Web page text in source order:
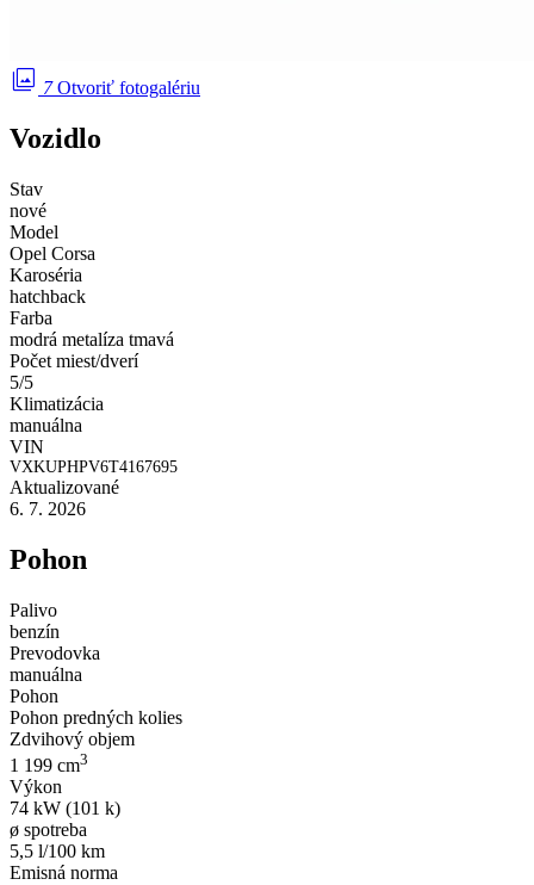
photo_library 7 Otvoriť fotogalériu
Vozidlo
Stav
nové
Model
Opel Corsa
Karoséria
hatchback
Farba
modrá metalíza tmavá
Počet miest/dverí
5/5
Klimatizácia
manuálna
VIN
VXKUPHPV6T4167695
Aktualizované
6. 7. 2026
Pohon
Palivo
benzín
Prevodovka
manuálna
Pohon
Pohon predných kolies
Zdvihový objem
1 199 cm3
Výkon
74 kW (101 k)
ø spotreba
5,5 l/100 km
Emisná norma